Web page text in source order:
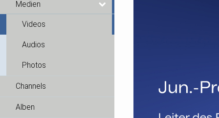
Medien
Videos
Audios
Photos
Channels
Alben